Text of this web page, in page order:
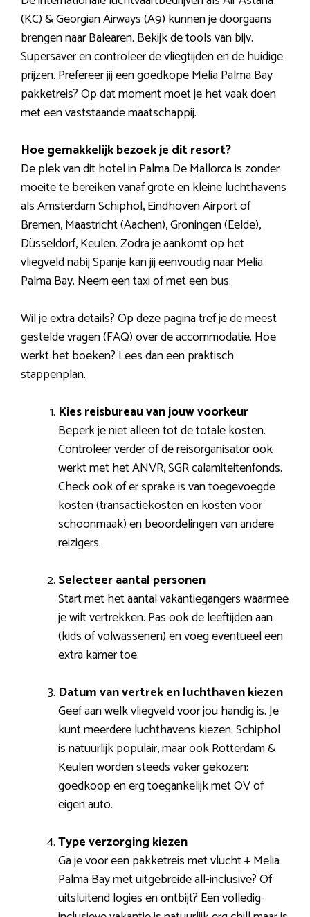
(KC) & Georgian Airways (A9) kunnen je doorgaans
brengen naar Balearen. Bekijk de tools van bijv.
Supersaver en controleer de vliegtijden en de huidige
prijzen. Prefereer jij een goedkope Melia Palma Bay
pakketreis? Op dat moment moet je het vaak doen
met een vaststaande maatschappij.
Hoe gemakkelijk bezoek je dit resort?
De plek van dit hotel in Palma De Mallorca is zonder
moeite te bereiken vanaf grote en kleine luchthavens
als Amsterdam Schiphol, Eindhoven Airport of
Bremen, Maastricht (Aachen), Groningen (Eelde),
Düsseldorf, Keulen. Zodra je aankomt op het
vliegveld nabij Spanje kan jij eenvoudig naar Melia
Palma Bay. Neem een taxi of met een bus.
Wil je extra details? Op deze pagina tref je de meest
gestelde vragen (FAQ) over de accommodatie. Hoe
werkt het boeken? Lees dan een praktisch
stappenplan.
Kies reisbureau van jouw voorkeur
Beperk je niet alleen tot de totale kosten.
Controleer verder of de reisorganisator ook
werkt met het ANVR, SGR calamiteitenfonds.
Check ook of er sprake is van toegevoegde
kosten (transactiekosten en kosten voor
schoonmaak) en beoordelingen van andere
reizigers.
Selecteer aantal personen
Start met het aantal vakantiegangers waarmee
je wilt vertrekken. Pas ook de leeftijden aan
(kids of volwassenen) en voeg eventueel een
extra kamer toe.
Datum van vertrek en luchthaven kiezen
Geef aan welk vliegveld voor jou handig is. Je
kunt meerdere luchthavens kiezen. Schiphol
is natuurlijk populair, maar ook Rotterdam &
Keulen worden steeds vaker gekozen:
goedkoop en erg toegankelijk met OV of
eigen auto.
Type verzorging kiezen
Ga je voor een pakketreis met vlucht + Melia
Palma Bay met uitgebreide all-inclusive? Of
uitsluitend logies en ontbijt? Een volledig-